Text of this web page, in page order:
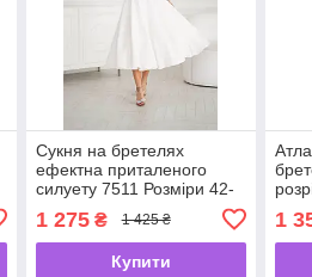
Сукня на бретелях
ефектна приталеного
силуету 7511 Розміри 42-
1 275₴ 1 425 ₴
Купити
1